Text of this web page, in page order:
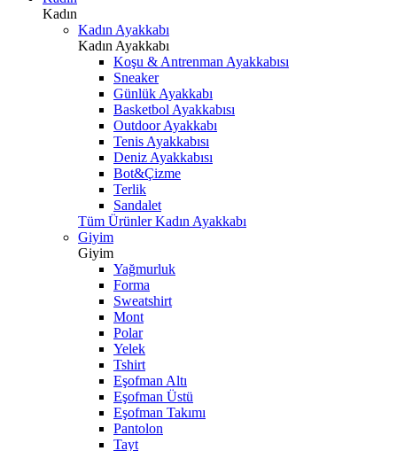
Kadın
Kadın Ayakkabı
Kadın Ayakkabı
Koşu & Antrenman Ayakkabısı
Sneaker
Günlük Ayakkabı
Basketbol Ayakkabısı
Outdoor Ayakkabı
Tenis Ayakkabısı
Deniz Ayakkabısı
Bot&Çizme
Terlik
Sandalet
Tüm Ürünler Kadın Ayakkabı
Giyim
Giyim
Yağmurluk
Forma
Sweatshirt
Mont
Polar
Yelek
Tshirt
Eşofman Altı
Eşofman Üstü
Eşofman Takımı
Pantolon
Tayt